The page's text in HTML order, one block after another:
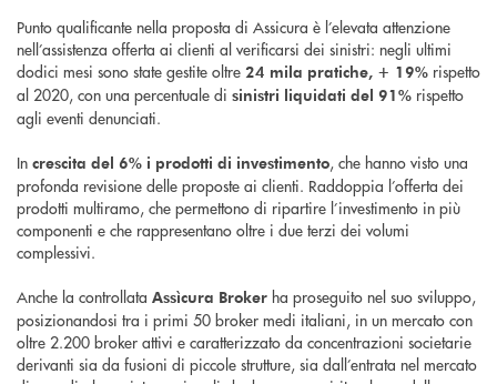
Punto qualificante nella proposta di Assicura è l’elevata attenzione
nell’assistenza offerta ai clienti al verificarsi dei sinistri: negli ultimi
dodici mesi sono state gestite oltre 24 mila pratiche, + 19% rispetto
al 2020, con una percentuale di sinistri liquidati del 91% rispetto
agli eventi denunciati.
In crescita del 6% i prodotti di investimento, che hanno visto una
profonda revisione delle proposte ai clienti. Raddoppia l’offerta dei
prodotti multiramo, che permettono di ripartire l’investimento in più
componenti e che rappresentano oltre i due terzi dei volumi
complessivi.
Anche la controllata Assìcura Broker ha proseguito nel suo sviluppo,
posizionandosi tra i primi 50 broker medi italiani, in un mercato con
oltre 2.200 broker attivi e caratterizzato da concentrazioni societarie
derivanti sia da fusioni di piccole strutture, sia dall’entrata nel mercato